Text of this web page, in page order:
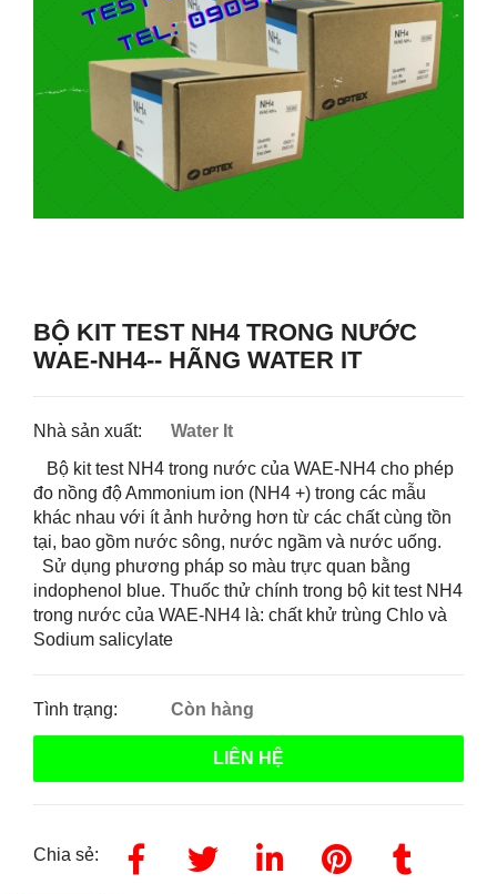
BỘ KIT TEST NH4 TRONG NƯỚC
WAE-NH4-- HÃNG WATER IT
Nhà sản xuất:
Water It
Bộ kit test NH4 trong nước của WAE-NH4 cho phép
đo nồng độ Ammonium ion (NH4 +) trong các mẫu
khác nhau với ít ảnh hưởng hơn từ các chất cùng tồn
tại, bao gồm nước sông, nước ngầm và nước uống.
Sử dụng phương pháp so màu trực quan bằng
indophenol blue. Thuốc thử chính trong bộ kit test NH4
trong nước của WAE-NH4 là: chất khử trùng Chlo và
Sodium salicylate
Tình trạng: Còn hàng
LIÊN HỆ
Chia sẻ: